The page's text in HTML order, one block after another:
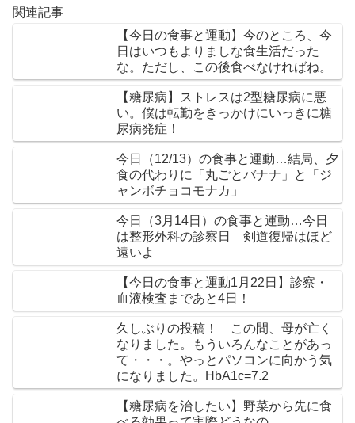
関連記事
【今日の食事と運動】今のところ、今
日はいつもよりましな食生活だった
な。ただし、この後食べなければね。
【糖尿病】ストレスは2型糖尿病に悪
い。僕は転勤をきっかけにいっきに糖
尿病発症！
今日（12/13）の食事と運動…結局、夕
食の代わりに「丸ごとバナナ」と「ジ
ャンボチョコモナカ」
今日（3月14日）の食事と運動…今日
は整形外科の診察日 剣道復帰はほど
遠いよ
【今日の食事と運動1月22日】診察・
血液検査まであと4日！
久しぶりの投稿！ この間、母が亡く
なりました。もういろんなことがあっ
て・・・。やっとパソコンに向かう気
になりました。HbA1c=7.2
【糖尿病を治したい】野菜から先に食